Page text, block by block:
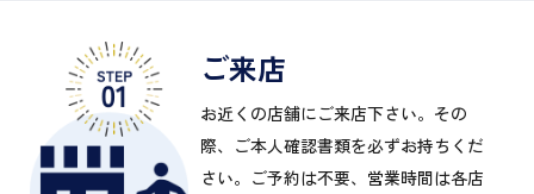
ご来店
お近くの店舗にご来店下さい。その
際、ご本人確認書類を必ずお持ちくだ
さい。ご予約は不要、営業時間は各店